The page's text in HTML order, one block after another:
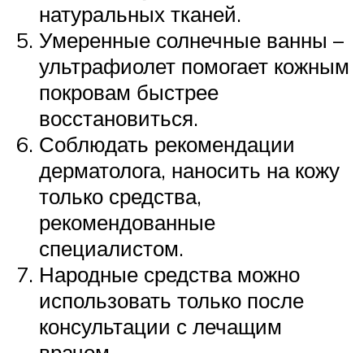
натуральных тканей.
Умеренные солнечные ванны –
ультрафиолет помогает кожным
покровам быстрее
восстановиться.
Соблюдать рекомендации
дерматолога, наносить на кожу
только средства,
рекомендованные
специалистом.
Народные средства можно
использовать только после
консультации с лечащим